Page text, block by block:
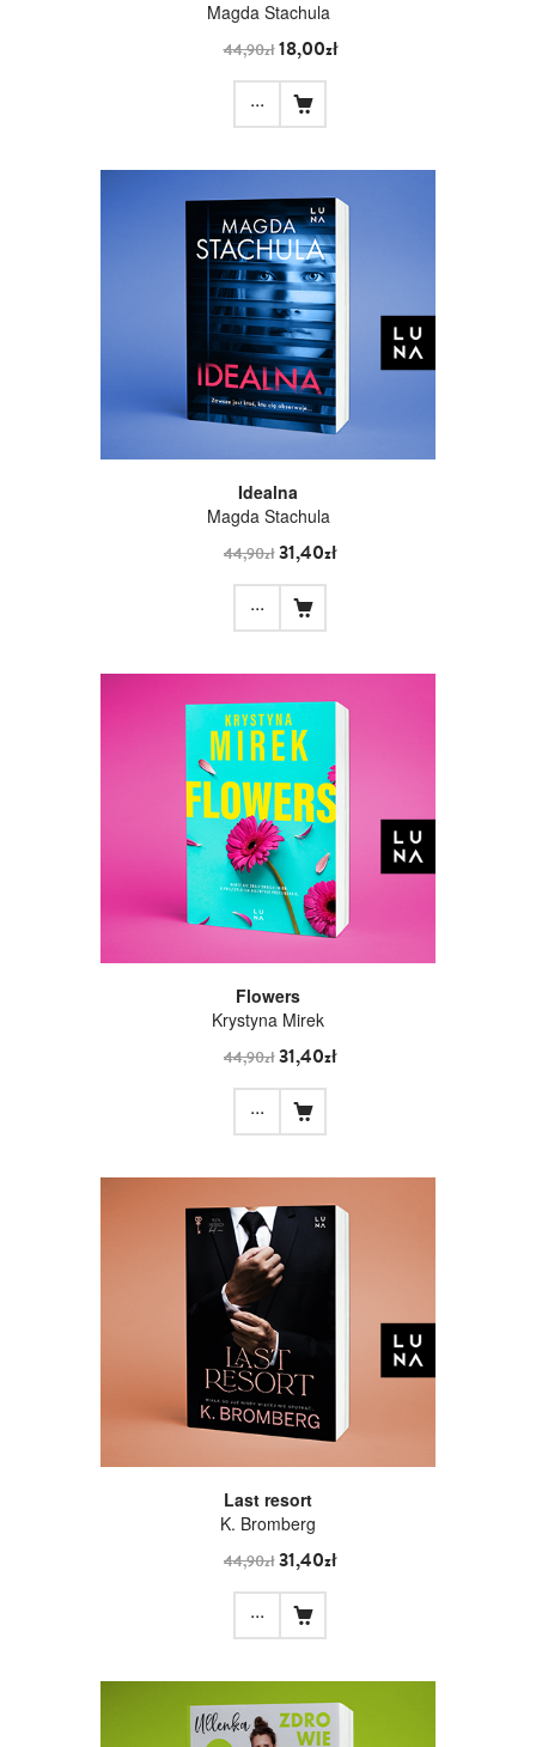
Magda Stachula
44,90zł18,00zł
...
Idealna
Magda Stachula
44,90zł31,40zł
...
Flowers
Krystyna Mirek
44,90zł31,40zł
...
Last resort
K. Bromberg
44,90zł31,40zł
...